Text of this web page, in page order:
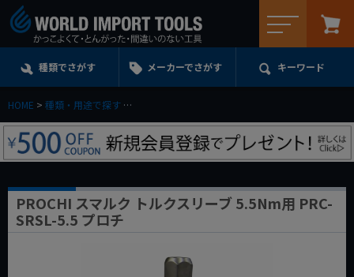
種類でさがす メーカーでさがす キーワード
HOME 種類・用途で探す
PROCHI スマルク トルクスリーブ 5.5Nm用 PRC-
SRSL-5.5 プロチ